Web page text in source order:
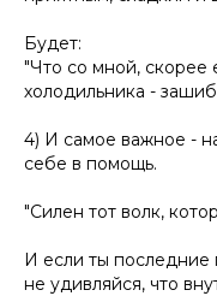
Будет:
"Что со мной, скорее
холодильника -
4) И самое важное -
себе в помощь.
"Силен тот волк,
И если ты последние
не удивляйся, что